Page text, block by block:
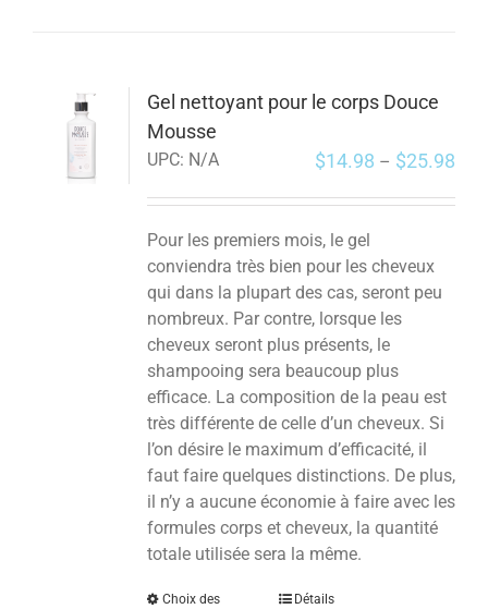
Gel nettoyant pour le corps Douce
Mousse
UPC: N/A $14.98 – $25.98
Pour les premiers mois, le gel
conviendra très bien pour les cheveux
qui dans la plupart des cas, seront peu
nombreux. Par contre, lorsque les
cheveux seront plus présents, le
shampooing sera beaucoup plus
efficace. La composition de la peau est
très différente de celle d’un cheveux. Si
l’on désire le maximum d’efficacité, il
faut faire quelques distinctions. De plus,
il n’y a aucune économie à faire avec les
formules corps et cheveux, la quantité
totale utilisée sera la même.
Choix des
Détails